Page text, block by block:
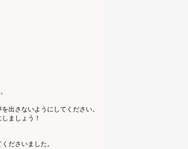
出さないようにしてください。
ましょう！
ださいました。